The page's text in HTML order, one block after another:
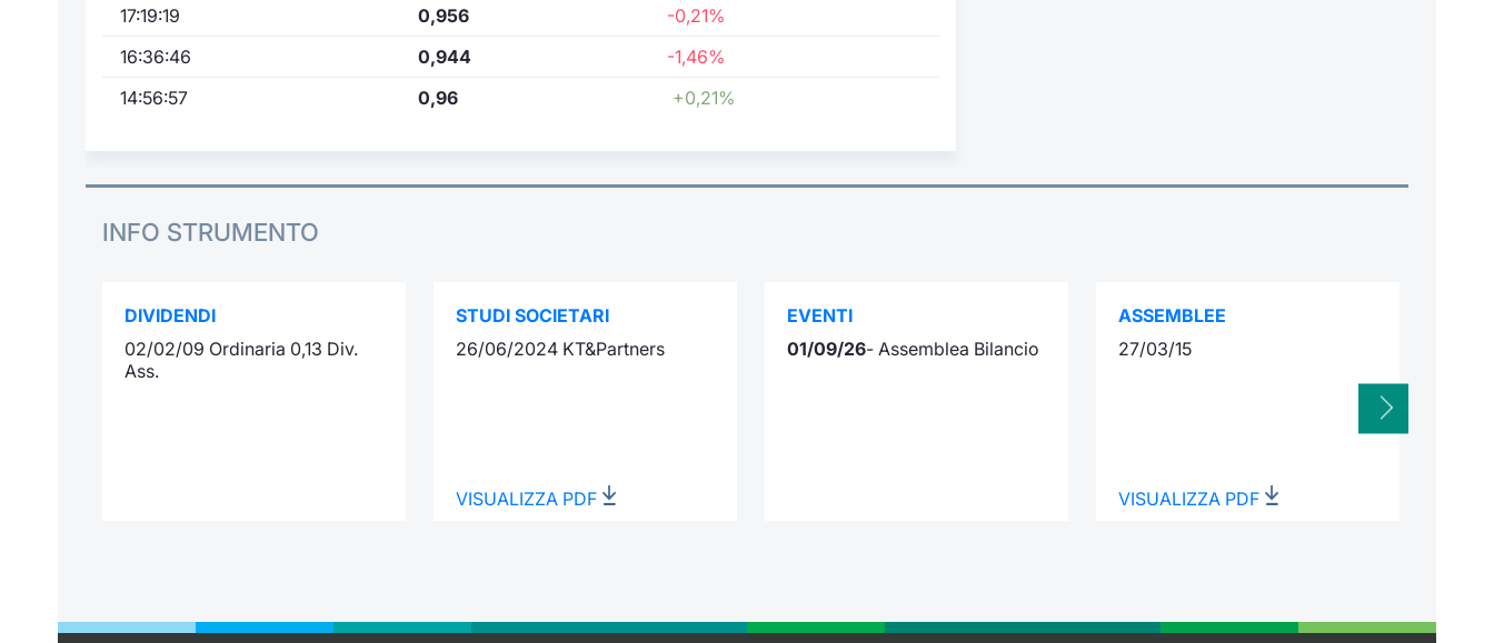
17:19:19 0,956
-0,21%
16:36:46
0,944
-1,46%
14:56:57
0,96 +0,21%
INFO STRUMENTO
DIVIDENDI
02/02/09 Ordinaria 0,13 Div.
Ass.
STUDI SOCIETARI
26/06/2024 KT&Partners
VISUALIZZA PDF
EVENTI
01/09/26- Assemblea Bilancio
ASSEMBLEE
27/03/15
VISUALIZZA PDF